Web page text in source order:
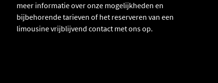
meer informatie over onze mogelijkheden en
bijbehorende tarieven of het reserveren van een
limousine vrijblijvend contact met ons op.